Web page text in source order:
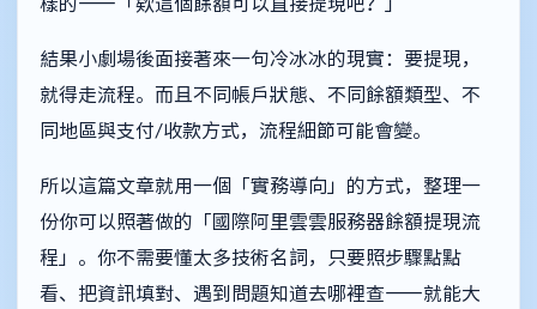
結果小劇場後面接著來一句冷冰冰的現實：要提現，
就得走流程。而且不同帳戶狀態、不同餘額類型、不
同地區與支付/收款方式，流程細節可能會變。
所以這篇文章就用一個「實務導向」的方式，整理一
份你可以照著做的「國際阿里雲雲服務器餘額提現流
程」。你不需要懂太多技術名詞，只要照步驟點點
看、把資訊填對、遇到問題知道去哪裡查——就能大